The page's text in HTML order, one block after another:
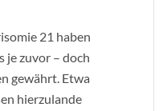
21 haben
je zuvor – doch
gewährt. Etwa
hierzulande